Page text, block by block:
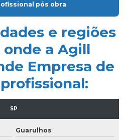
de prédio
são paulo
pós obra
e regiões
onde a Agill
Empresa de
SP
Guarulhos